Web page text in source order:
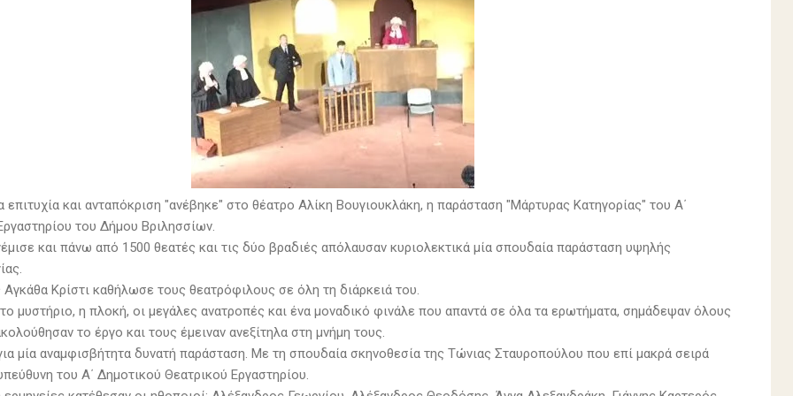
επιτυχία και ανταπόκριση "ανέβηκε" στο θέατρο Αλίκη Βουγιουκλάκη, η παράσταση "Μάρτυρας Κατηγορίας" του Α΄
του Δήμου Βριλησσίων.
και πάνω από 1500 θεατές και τις δύο βραδιές απόλαυσαν κυριολεκτικά μία σπουδαία παράσταση υψηλής
Κρίστι καθήλωσε τους θεατρόφιλους σε όλη τη διάρκειά του.
μυστήριο, η πλοκή, οι μεγάλες ανατροπές και ένα μοναδικό φινάλε που απαντά σε όλα τα ερωτήματα, σημάδεψαν όλους
το έργο και τους έμειναν ανεξίτηλα στη μνήμη τους.
μία αναμφισβήτητα δυνατή παράσταση. Με τη σπουδαία σκηνοθεσία της Τώνιας Σταυροπούλου που επί μακρά σειρά
του Α΄ Δημοτικού Θεατρικού Εργαστηρίου.